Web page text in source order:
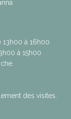
13h00 à 16h00
à 15h00
des visites.